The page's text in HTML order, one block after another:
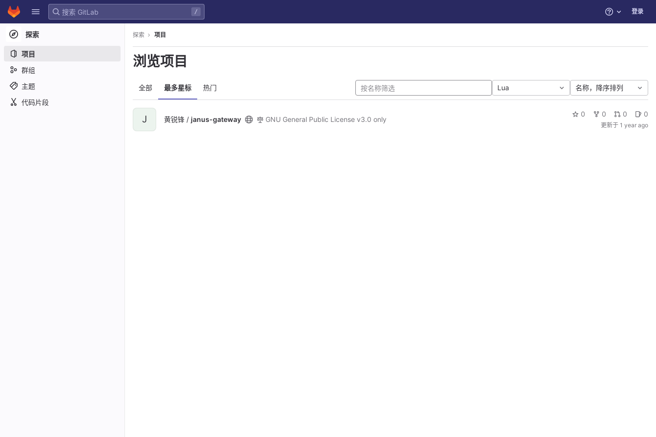
Skip to content
GitLab
/ 帮助 登录
探索
项目
群组
主题
代码片段
探索 项目
浏览项目
全部 最多星标 热门 Lua 名称，降序排列
J 黄锐锋 / janus-gateway GNU General Public License v3.0 only
0 0 0 0
更新于 1 year ago